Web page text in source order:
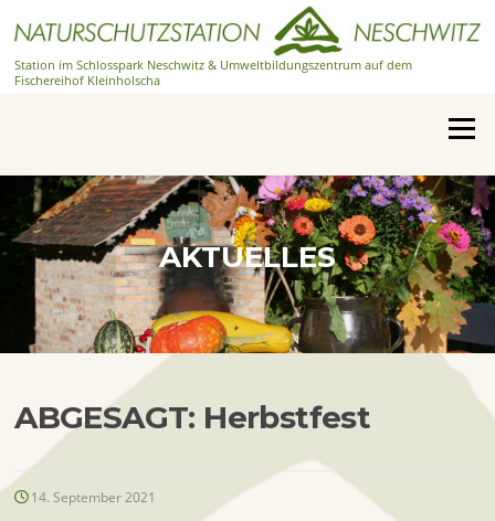
Inhalt
springen
Station im Schlosspark Neschwitz & Umweltbildungszentrum auf dem
Fischereihof Kleinholscha
Menü
AKTUELLES
ABGESAGT: Herbstfest
14. September 2021